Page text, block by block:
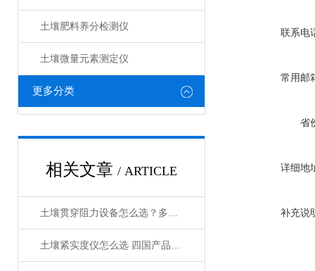
土壤肥料养分检测仪​
土壤微量元素测定仪
更多分类
相关文章 / ARTICLE
土壤贯穿阻力设备怎么选？多品牌对比与采购指南
土壤紧实度仪怎么选 四国产品牌对比帮你避坑
联系电
常用邮
省
详细地
补充说